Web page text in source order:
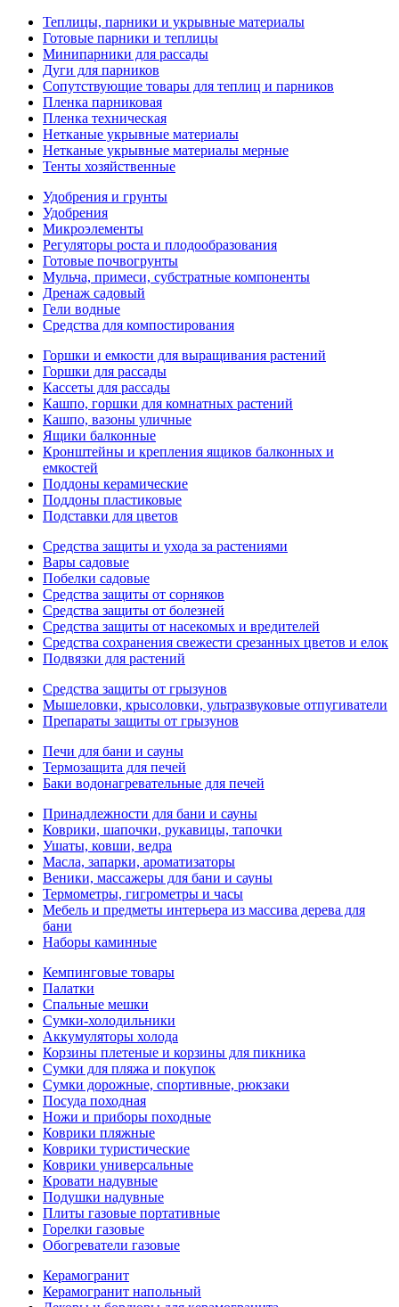
Теплицы, парники и укрывные материалы
Готовые парники и теплицы
Минипарники для рассады
Дуги для парников
Сопутствующие товары для теплиц и парников
Пленка парниковая
Пленка техническая
Нетканые укрывные материалы
Нетканые укрывные материалы мерные
Тенты хозяйственные
Удобрения и грунты
Удобрения
Микроэлементы
Регуляторы роста и плодообразования
Готовые почвогрунты
Мульча, примеси, субстратные компоненты
Дренаж садовый
Гели водные
Средства для компостирования
Горшки и емкости для выращивания растений
Горшки для рассады
Кассеты для рассады
Кашпо, горшки для комнатных растений
Кашпо, вазоны уличные
Ящики балконные
Кронштейны и крепления ящиков балконных и
емкостей
Поддоны керамические
Поддоны пластиковые
Подставки для цветов
Средства защиты и ухода за растениями
Вары садовые
Побелки садовые
Средства защиты от сорняков
Средства защиты от болезней
Средства защиты от насекомых и вредителей
Средства сохранения свежести срезанных цветов и елок
Подвязки для растений
Средства защиты от грызунов
Мышеловки, крысоловки, ультразвуковые отпугиватели
Препараты защиты от грызунов
Печи для бани и сауны
Термозащита для печей
Баки водонагревательные для печей
Принадлежности для бани и сауны
Коврики, шапочки, рукавицы, тапочки
Ушаты, ковши, ведра
Масла, запарки, ароматизаторы
Веники, массажеры для бани и сауны
Термометры, гигрометры и часы
Мебель и предметы интерьера из массива дерева для
бани
Наборы каминные
Кемпинговые товары
Палатки
Спальные мешки
Сумки-холодильники
Аккумуляторы холода
Корзины плетеные и корзины для пикника
Сумки для пляжа и покупок
Сумки дорожные, спортивные, рюкзаки
Посуда походная
Ножи и приборы походные
Коврики пляжные
Коврики туристические
Коврики универсальные
Кровати надувные
Подушки надувные
Плиты газовые портативные
Горелки газовые
Обогреватели газовые
Керамогранит
Керамогранит напольный